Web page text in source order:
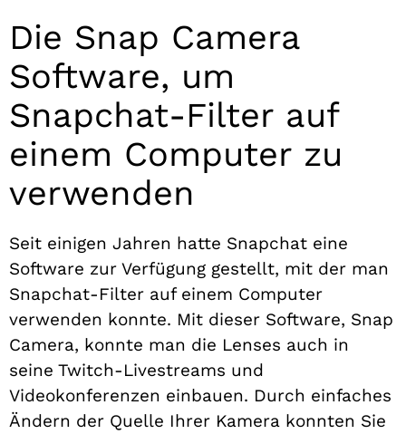
Die Snap Camera
Software, um
Snapchat-Filter auf
einem Computer zu
verwenden
Seit einigen Jahren hatte Snapchat eine
Software zur Verfügung gestellt, mit der man
Snapchat-Filter auf einem Computer
verwenden konnte. Mit dieser Software, Snap
Camera, konnte man die Lenses auch in
seine Twitch-Livestreams und
Videokonferenzen einbauen. Durch einfaches
Ändern der Quelle Ihrer Kamera konnten Sie